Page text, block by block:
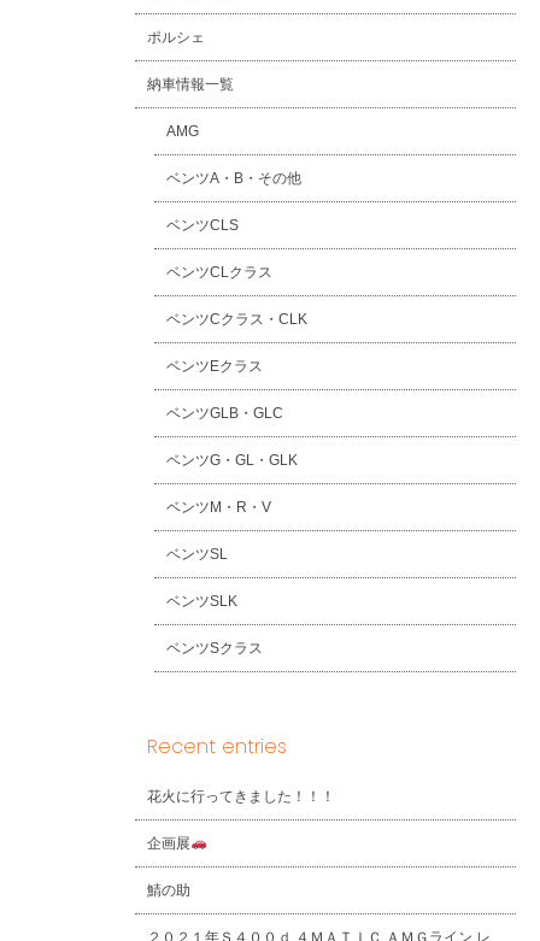
ポルシェ
納車情報一覧
AMG
ベンツA・B・その他
ベンツCLS
ベンツCLクラス
ベンツCクラス・CLK
ベンツEクラス
ベンツGLB・GLC
ベンツG・GL・GLK
ベンツM・R・V
ベンツSL
ベンツSLK
ベンツSクラス
Recent entries
花火に行ってきました！！！
企画展
鯖の助
２０２１年Ｓ４００ｄ ４ＭＡＴＩＣ ＡＭＧライン レ